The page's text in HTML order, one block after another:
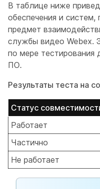
В таблице ниже
обеспечения и систем,
предмет
службы видео Webex.
по мере тестирования
ПО.
Результаты теста на
Статус
Работает
Частично
Не работает